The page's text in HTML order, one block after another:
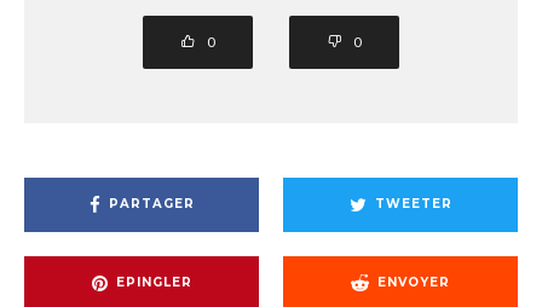
0 0
PARTAGER TWEETER
EPINGLER ENVOYER